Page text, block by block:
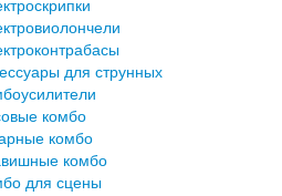
для струнных
комбо
комбо
комбо
для сцены